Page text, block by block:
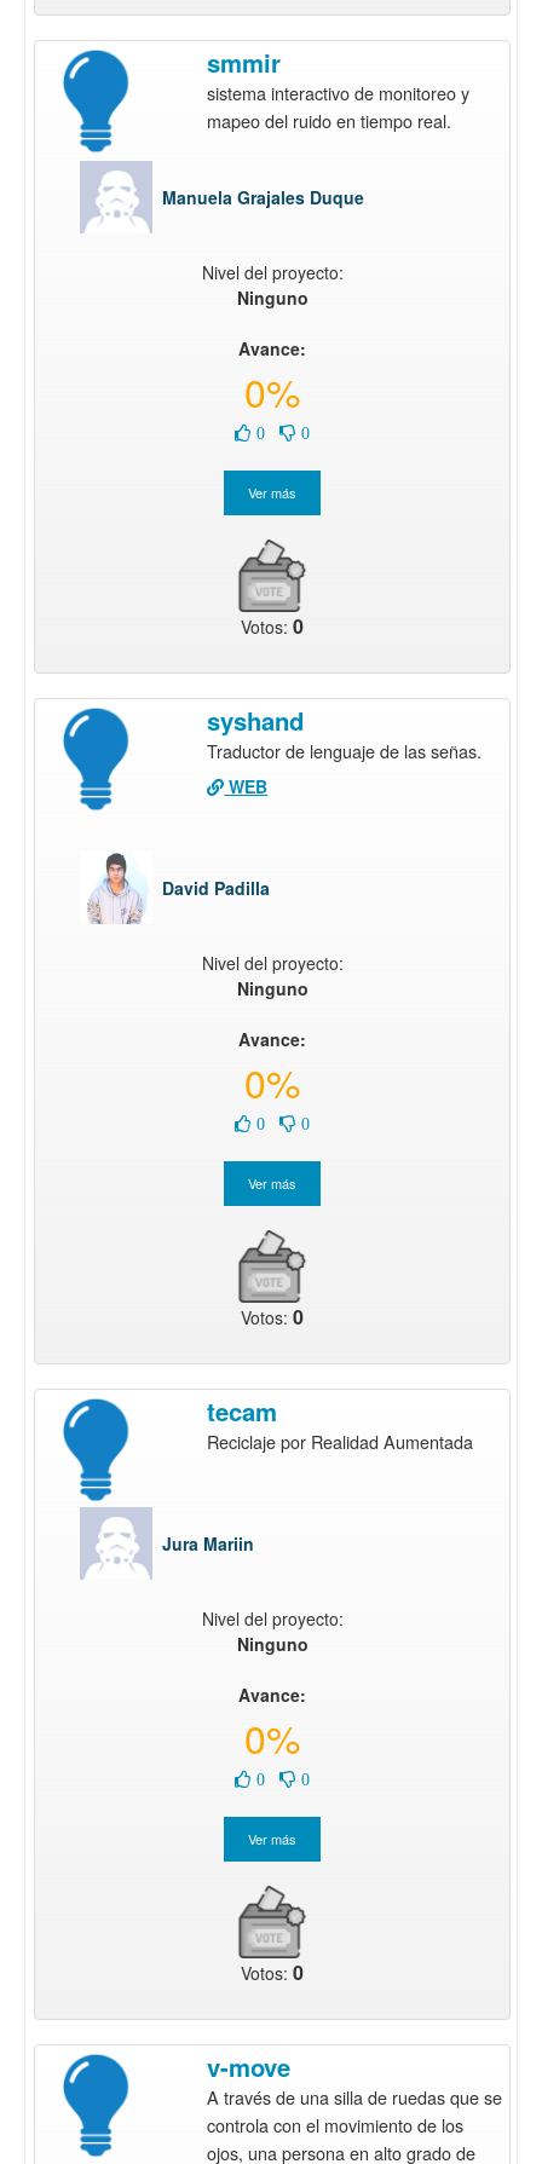
smmir
sistema interactivo de monitoreo y
mapeo del ruido en tiempo real.
Manuela Grajales Duque
Nivel del proyecto:
Ninguno
Avance:
0%
0 0
Votos: 0
syshand
Traductor de lenguaje de las señas.
WEB
David Padilla
Nivel del proyecto:
Ninguno
Avance:
0%
0 0
Votos: 0
tecam
Reciclaje por Realidad Aumentada
Jura Mariin
Nivel del proyecto:
Ninguno
Avance:
0%
0 0
Votos: 0
v-move
A través de una silla de ruedas que se
controla con el movimiento de los
ojos, una persona en alto grado de